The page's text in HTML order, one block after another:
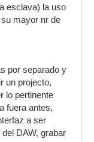
esclava) la uso
mayor nr de
por separado y
un projecto,
lo pertinente
fuera antes,
a ser
DAW, grabar